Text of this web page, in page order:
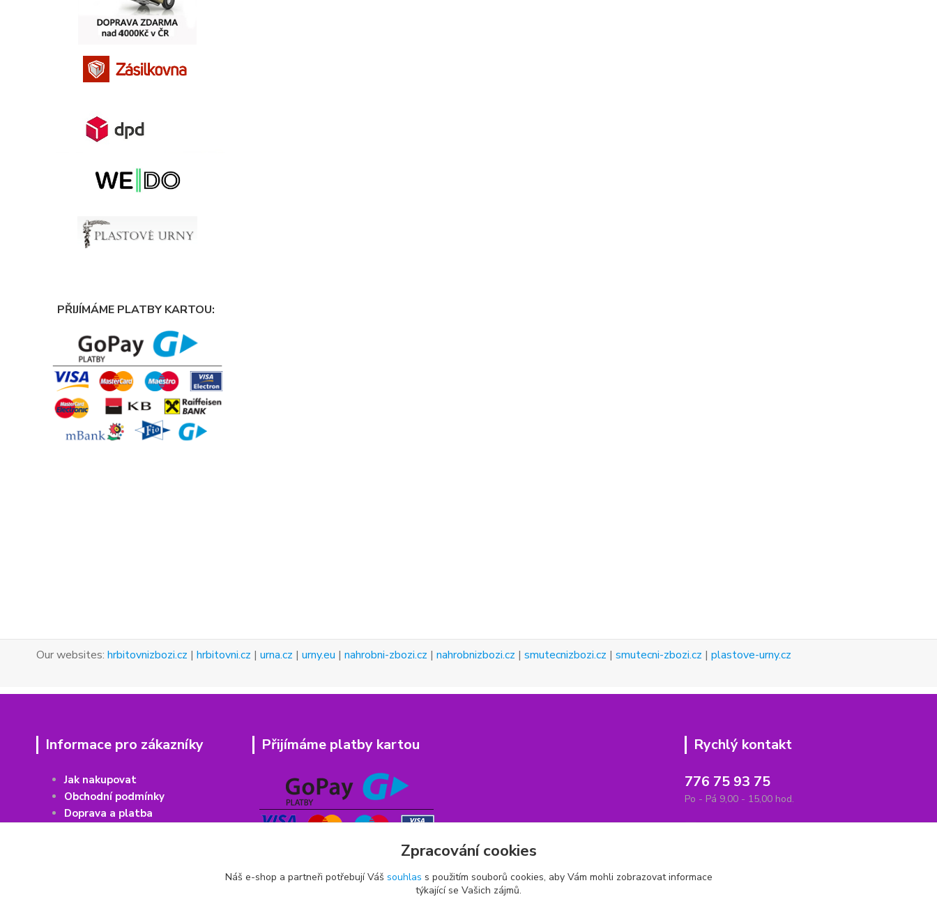
PŘIJÍMÁME PLATBY KARTOU:
Our websites: hrbitovnizbozi.cz | hrbitovni.cz | urna.cz | urny.eu | nahrobni-zbozi.cz | nahrobnizbozi.cz | smutecnizbozi.cz | smutecni-zbozi.cz | plastove-urny.cz
Informace pro zákazníky
Jak nakupovat
Obchodní podmínky
Doprava a platba
Přijímáme platby kartou
Rychlý kontakt
776 75 93 75
Po - Pá 9,00 - 15,00 hod.
Zpracování cookies
Náš e-shop a partneři potřebují Váš souhlas s použitím souborů cookies, aby Vám mohli zobrazovat informace
týkající se Vašich zájmů.